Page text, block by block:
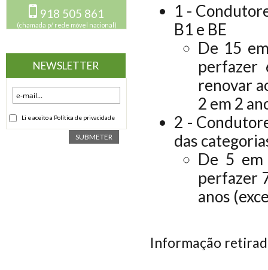
918 505 861
(chamada p/ rede móvel nacional)
NEWSLETTER
Li e aceito a Política de privacidade
SUBMETER
1 -
B1 e BE
De 15
perfazer
renovar
2 em 2
2 -
das
De 5
perfazer
anos
Informação